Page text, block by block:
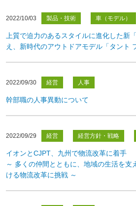
2022/10/03 製品・技術 車（モデル）
上質で迫力のあるスタイルに進化した新
え、新時代のアウトドアモデル「タント
2022/09/30 経営 人事
幹部職の人事異動について
2022/09/29 経営 経営方針・戦略
イオンとCJPT、九州で物流改革に着手
～ 多くの仲間とともに、地域の生活を支
ける物流改革に挑戦 ～